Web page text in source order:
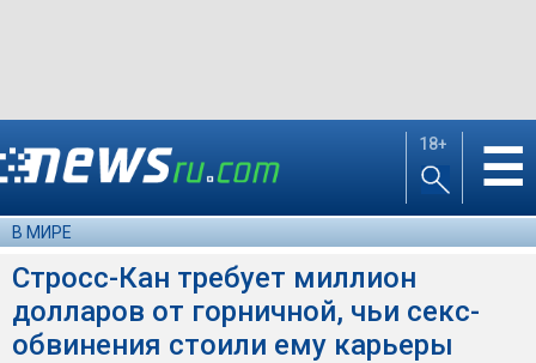
18+ ☰
В МИРЕ
Стросс-Кан требует миллион
долларов от горничной, чьи секс-
обвинения стоили ему карьеры